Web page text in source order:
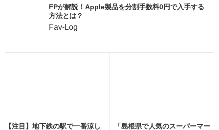
FPが解説！Apple製品を分割手数料0円で入手する
方法とは？
Fav-Log
【注目】地下鉄の駅で一番涼し
「島根県で人気のスーパーマー